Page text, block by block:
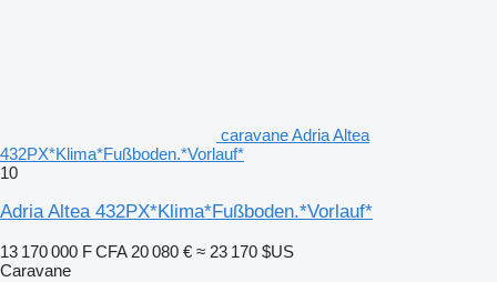
caravane Adria Altea
432PX*Klima*Fußboden.*Vorlauf*
10
Adria Altea 432PX*Klima*Fußboden.*Vorlauf*
13 170 000 F CFA 20 080 € ≈ 23 170 $US
Caravane